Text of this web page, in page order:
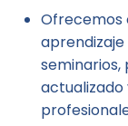
Ofrecemos